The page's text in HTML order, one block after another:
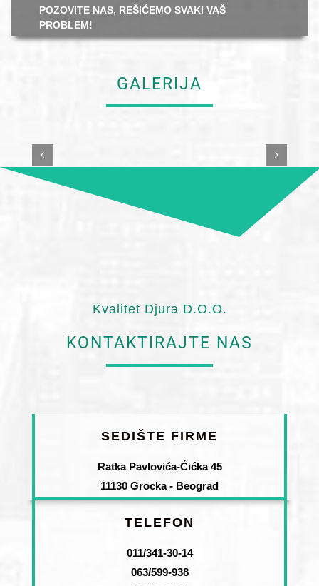
POZOVITE NAS, REŠIĆEMO SVAKI VAŠ
PROBLEM!
GALERIJA
Kvalitet Djura D.O.O.
KONTAKTIRAJTE NAS
SEDIŠTE FIRME
Ratka Pavlovića-Ćićka 45
11130 Grocka - Beograd
TELEFON
011/341-30-14
063/599-938